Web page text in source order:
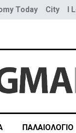
Today City I
ΠΑΛΑΙΟΛΟΓΙΟ